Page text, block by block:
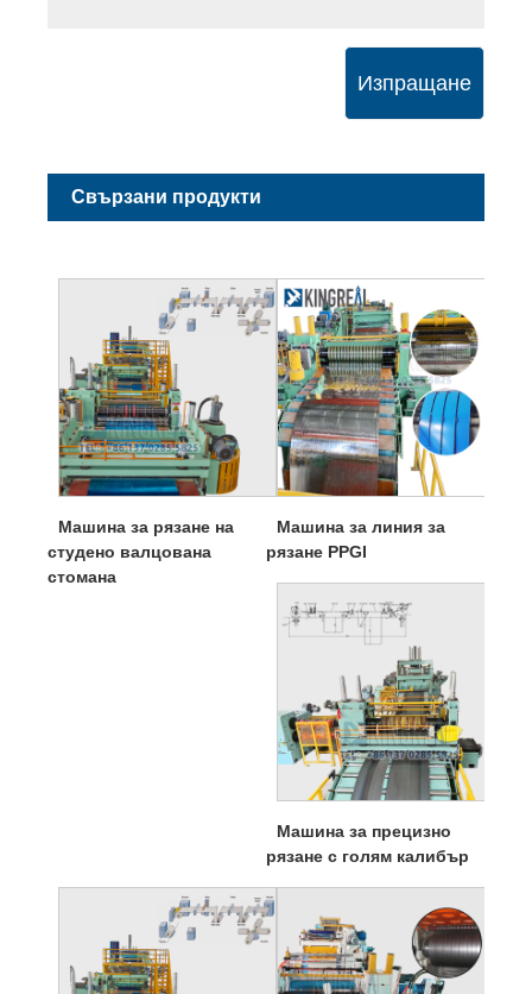
Изпращане
Свързани продукти
Машина за рязане на
студено валцована
стомана
Машина за линия за
рязане PPGI
Машина за прецизно
рязане с голям калибър